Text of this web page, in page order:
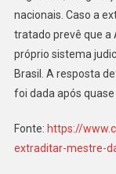
nacionais. Caso a
tratado prevê que a
próprio sistema
Brasil. A resposta
foi dada após
Fonte: https://
extraditar-mestre-